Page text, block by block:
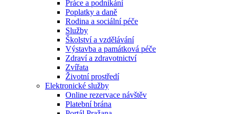
Práce a podnikání
Poplatky a daně
Rodina a sociální péče
Služby
Školství a vzdělávání
Výstavba a památková péče
Zdraví a zdravotnictví
Zvířata
Životní prostředí
Elektronické služby
Online rezervace návštěv
Platební brána